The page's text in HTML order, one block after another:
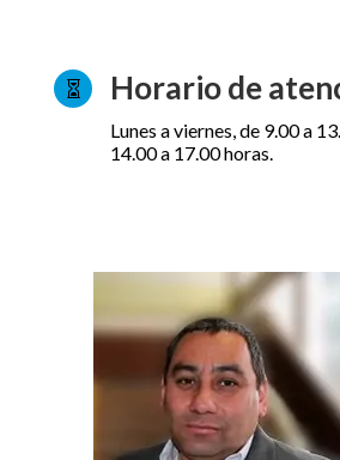
 Horario de
Lunes a viernes, de 9.00 a
14.00 a 17.00 horas.